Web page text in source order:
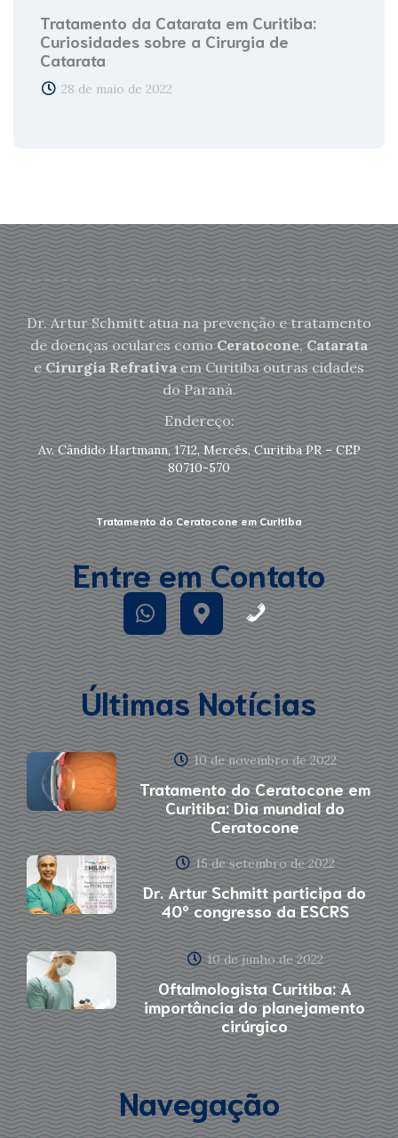
Tratamento da Catarata em Curitiba:
Curiosidades sobre a Cirurgia de
Catarata
28 de maio de 2022
Dr. Artur Schmitt atua na prevenção e tratamento
de doenças oculares comoCeratocone,Catarata
eCirurgia Refrativaem Curitiba outras cidades
do Paraná.
Endereço:
Av. Cândido Hartmann, 1712, Mercês, Curitiba PR – CEP
80710-570
Tratamento do Ceratocone em Curitiba
Entre em Contato
Últimas Notícias
10 de novembro de 2022
Tratamento do Ceratocone em
Curitiba: Dia mundial do
Ceratocone
15 de setembro de 2022
Dr. Artur Schmitt participa do
40º congresso da ESCRS
10 de junho de 2022
Oftalmologista Curitiba: A
importância do planejamento
cirúrgico
Navegação